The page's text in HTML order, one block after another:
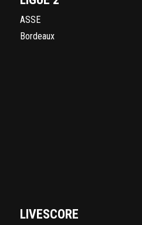
ASSE
Bordeaux
LIVESCORE